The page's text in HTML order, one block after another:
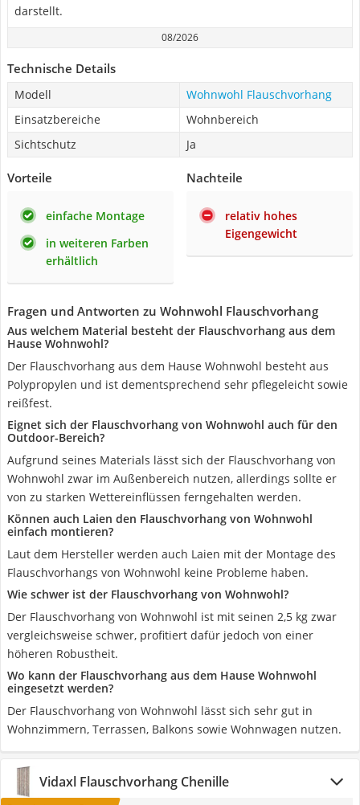
darstellt.
08/2026
Technische Details
Modell
Wohnwohl Flauschvorhang
Einsatzbereiche
Wohnbereich
Sichtschutz
Ja
Vorteile
einfache Montage
in weiteren Farben
erhältlich
Nachteile
relativ hohes
Eigengewicht
Fragen und Antworten zu Wohnwohl Flauschvorhang
Aus welchem Material besteht der Flauschvorhang aus dem
Hause Wohnwohl?
Der Flauschvorhang aus dem Hause Wohnwohl besteht aus
Polypropylen und ist dementsprechend sehr pflegeleicht sowie
reißfest.
Eignet sich der Flauschvorhang von Wohnwohl auch für den
Outdoor-Bereich?
Aufgrund seines Materials lässt sich der Flauschvorhang von
Wohnwohl zwar im Außenbereich nutzen, allerdings sollte er
von zu starken Wettereinflüssen ferngehalten werden.
Können auch Laien den Flauschvorhang von Wohnwohl
einfach montieren?
Laut dem Hersteller werden auch Laien mit der Montage des
Flauschvorhangs von Wohnwohl keine Probleme haben.
Wie schwer ist der Flauschvorhang von Wohnwohl?
Der Flauschvorhang von Wohnwohl ist mit seinen 2,5 kg zwar
vergleichsweise schwer, profitiert dafür jedoch von einer
höheren Robustheit.
Wo kann der Flauschvorhang aus dem Hause Wohnwohl
eingesetzt werden?
Der Flauschvorhang von Wohnwohl lässt sich sehr gut in
Wohnzimmern, Terrassen, Balkons sowie Wohnwagen nutzen.
Vidaxl Flauschvorhang Chenille